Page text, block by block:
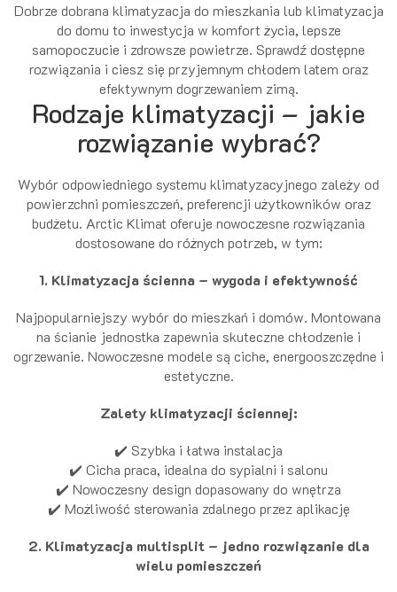
Dobrze dobrana klimatyzacja do mieszkania lub klimatyzacja
do domu to inwestycja w komfort życia, lepsze
samopoczucie i zdrowsze powietrze. Sprawdź dostępne
rozwiązania i ciesz się przyjemnym chłodem latem oraz
efektywnym dogrzewaniem zimą.
Rodzaje klimatyzacji – jakie
rozwiązanie wybrać?
Wybór odpowiedniego systemu klimatyzacyjnego zależy od
powierzchni pomieszczeń, preferencji użytkowników oraz
budżetu. Arctic Klimat oferuje nowoczesne rozwiązania
dostosowane do różnych potrzeb, w tym:
1. Klimatyzacja ścienna – wygoda i efektywność
Najpopularniejszy wybór do mieszkań i domów. Montowana
na ścianie jednostka zapewnia skuteczne chłodzenie i
ogrzewanie. Nowoczesne modele są ciche, energooszczędne i
estetyczne.
Zalety klimatyzacji ściennej:
✔️ Szybka i łatwa instalacja
✔️ Cicha praca, idealna do sypialni i salonu
✔️ Nowoczesny design dopasowany do wnętrza
✔️ Możliwość sterowania zdalnego przez aplikację
2. Klimatyzacja multisplit – jedno rozwiązanie dla
wielu pomieszczeń